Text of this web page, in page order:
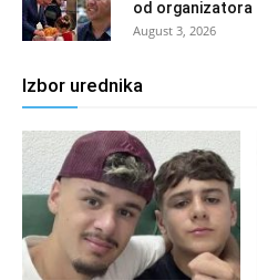
od organizatora
August 3, 2026
Izbor urednika